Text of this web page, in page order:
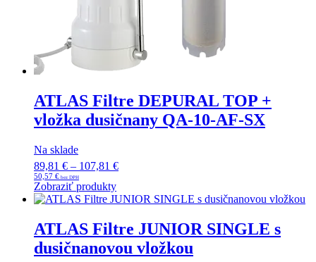
ATLAS Filtre DEPURAL TOP +
vložka dusičnany QA-10-AF-SX
Na sklade
89,81 € – 107,81 €
through
50,57 €
Zobraziť produkty
ATLAS Filtre JUNIOR SINGLE s
dusičnanovou vložkou